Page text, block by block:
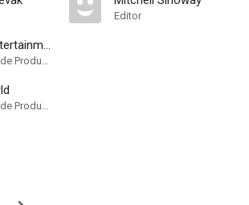
Image Entertainment
Compañía de Produccion
Compañía de Produccion
Editor